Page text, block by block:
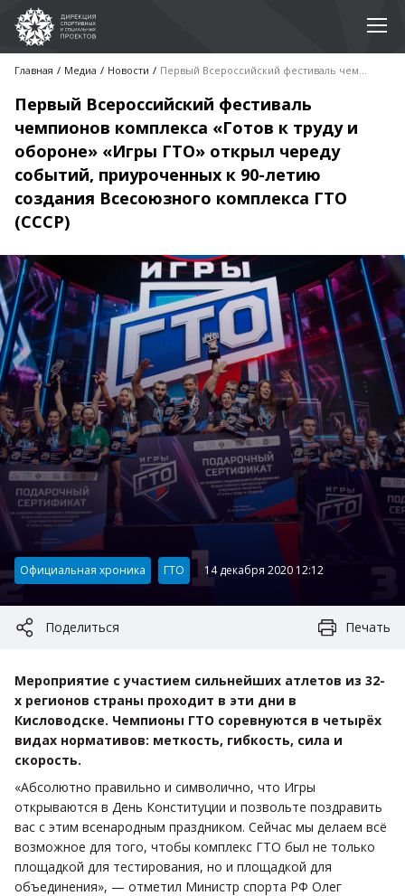
Главная Медиа Новости Первый Всероссийский фестиваль чемпионов комплекса «Готов к труду и обороне» «Игры ГТО» открыл череду событий, приуроченных к 90-летию создания Всесоюзного комплекса ГТО (СССР)
Первый Всероссийский фестиваль
чемпионов комплекса «Готов к труду и
обороне» «Игры ГТО» открыл череду
событий, приуроченных к 90-летию
создания Всесоюзного комплекса ГТО
(СССР)
Категория:
Официальная хроника ГТО 14 декабря 2020 12:12
Поделиться Печать
Мероприятие с участием сильнейших атлетов из 32-
х регионов страны проходит в эти дни в
Кисловодске. Чемпионы ГТО соревнуются в четырёх
видах нормативов: меткость, гибкость, сила и
скорость.
«Абсолютно правильно и символично, что Игры
открываются в День Конституции и позвольте поздравить
вас с этим всенародным праздником. Сейчас мы делаем всё
возможное для того, чтобы комплекс ГТО был не только
площадкой для тестирования, но и площадкой для
объединения», — отметил Министр спорта РФ Олег